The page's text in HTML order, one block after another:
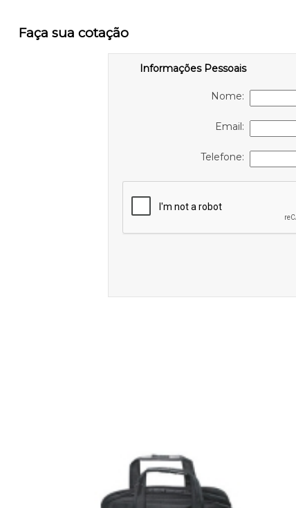
Faça sua cotação
Informações Pessoais
Nome:
Email:
Telefone: